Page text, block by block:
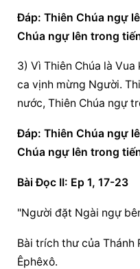
Ðáp: Thiên Chúa ngự
Chúa ngự lên trong
3) Vì Thiên Chúa là
ca vịnh mừng Người.
nước, Thiên Chúa ngự
Ðáp: Thiên Chúa ngự
Chúa ngự lên trong
Bài Ðọc II: Ep 1, 17-23
"Người đặt Ngài ngự
Bài trích thư của Thánh
Êphêxô.